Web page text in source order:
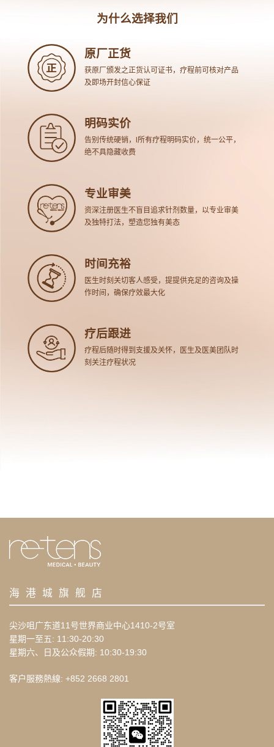
为什么选择我们
原厂正货
获原厂颁发之正货认可证书，疗程前可核对产品
及即场开封信心保证
明码实价
告别传统硬销，l所有疗程明码实价，统一公平，
绝不具隐藏收费
专业审美
资深注册医生不盲目追求针剂数量，以专业审美
及独特打法，塑造您独有美态
时间充裕
医生时刻关切客人感受，提提供充足的咨询及操
作时间，确保疗效最大化
疗后跟进
疗程后随时得到支援及关怀，医生及医美团队时
刻关注疗程状况
海港城旗舰店
尖沙咀广东道11号世界商业中心1410-2号室
星期一至五: 11:30-20:30
星期六、日及公众假期: 10:30-19:30
客户服務熱線: +852 2668 2801